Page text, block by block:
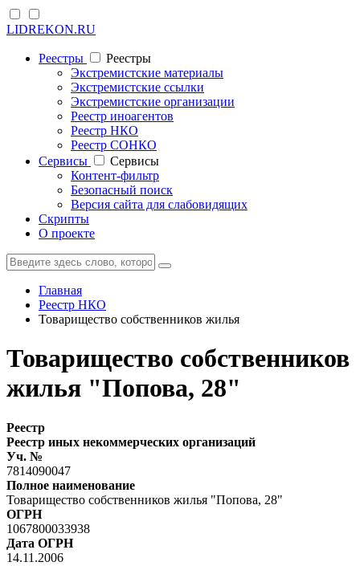
LIDREKON.RU
Реестры
Реестры
Экстремистские материалы
Экстремистские ссылки
Экстремистские организации
Реестр иноагентов
Реестр НКО
Реестр СОНКО
Cервисы
Cервисы
Контент-фильтр
Безопасный поиск
Версия сайта для слабовидящих
Скрипты
О проекте
Главная
Реестр НКО
Товарищество собственников жилья
Товарищество собственников
жилья "Попова, 28"
Реестр
Реестр иных некоммерческих организаций
Уч. №
7814090047
Полное наименование
Товарищество собственников жилья "Попова, 28"
ОГРН
1067800033938
Дата ОГРН
14.11.2006